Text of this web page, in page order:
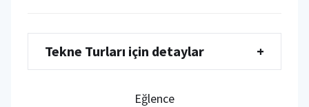
Tekne Turları için detaylar +
Eğlence